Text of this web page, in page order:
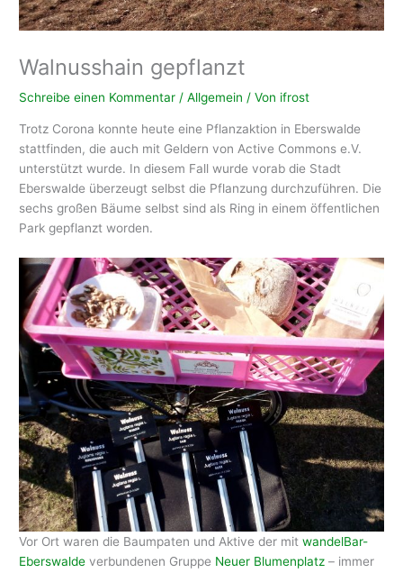
Walnusshain gepflanzt
Schreibe einen Kommentar /Allgemein / Von ifrost
Trotz Corona konnte heute eine Pflanzaktion in Eberswalde
stattfinden, die auch mit Geldern von Active Commons e.V.
unterstützt wurde. In diesem Fall wurde vorab die Stadt
Eberswalde überzeugt selbst die Pflanzung durchzuführen. Die
sechs großen Bäume selbst sind als Ring in einem öffentlichen
Park gepflanzt worden.
Vor Ort waren die Baumpaten und Aktive der mitwandelBar-
Eberswalde verbundenen Gruppe Neuer Blumenplatz – immer